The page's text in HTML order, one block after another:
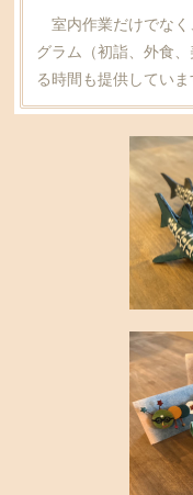
室内作業だけでなく
グラム（初詣、外食
る時間も提供していま